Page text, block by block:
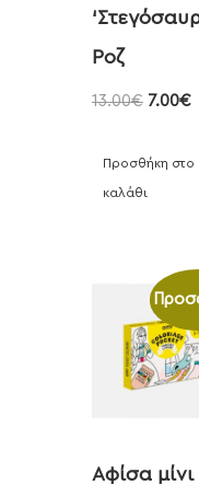
Ροζ
13.00€ 7.00€
Προσθήκη στο
καλάθι
Αφίσα μίνι